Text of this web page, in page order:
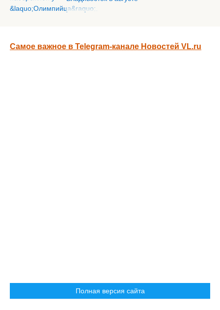
Самое важное в Telegram-канале Новостей VL.ru
Полная версия сайта